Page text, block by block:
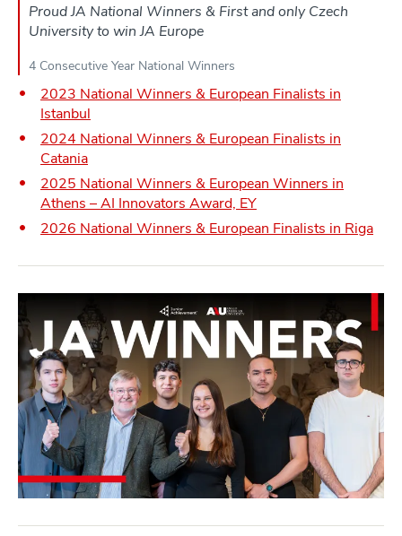
Proud JA National Winners & First and only Czech
University to win JA Europe
4 Consecutive Year National Winners
2023 National Winners & European Finalists in
Istanbul
2024 National Winners & European Finalists in
Catania
2025 National Winners & European Winners in
Athens – AI Innovators Award, EY
2026 National Winners & European Finalists in Riga